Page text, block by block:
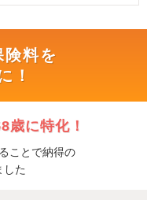
険料を
！
歳に特化！
ことで納得の
した